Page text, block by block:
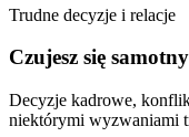
Trudne decyzje i relacje
Czujesz się
Decyzje kadrowe,
niektórymi wyzwaniami